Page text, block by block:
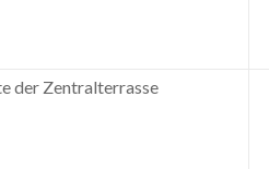
der Zentralterrasse